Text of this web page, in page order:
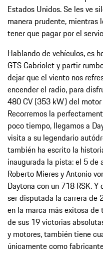
Estados Unidos. Se les ve
manera prudente, mientras
tener que pagar por el
Hablando de vehículos, es
GTS Cabriolet y partir
dejar que el viento nos
encender el radio, para
480 CV (353 kW) del
Recorremos la
poco tiempo, llegamos a
visita a su legendario
también ha escrito la
inaugurada la pista: el 5
Roberto Mieres y Antonio
Daytona con un 718 RSK.
ser disputada la carrera de
en la marca más exitosa
de sus 19 victorias
y motores, también tiene
únicamente como